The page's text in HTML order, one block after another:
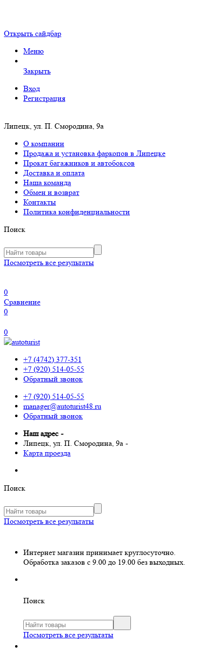
Открыть сайдбар
Меню
Закрыть
Вход
Регистрация
Липецк, ул. П. Смородина, 9а
О компании
Продажа и установка фаркопов в Липецке
Прокат багажников и автобоксов
Доставка и оплата
Наша команда
Обмен и возврат
Контакты
Политика конфиденциальности
Поиск
Посмотреть все результаты
0
Сравнение
0
0
+7 (4742) 377-351
+7 (920) 514-05-55
Обратный звонок
+7 (920) 514-05-55
manager@autoturist48.ru
Обратный звонок
Наш адрес -
Липецк, ул. П. Смородина, 9а -
Карта проезда
Поиск
Посмотреть все результаты
Интернет магазин принимает круглосуточно.
Обработка заказов с 9.00 до 19.00 без выходных.
Поиск
Посмотреть все результаты